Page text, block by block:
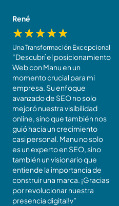
René
★★★★★
Una Transformación Excepcional
“Descubrí el posicionamiento
Web con Manu en un
momento crucial para mi
empresa. Su enfoque
avanzado de SEO no solo
mejoró nuestra visibilidad
online, sino que también nos
guió hacia un crecimiento
casi personal. Manu no solo
es un experto en SEO, sino
también un visionario que
entiende la importancia de
construir una marca. ¡Gracias
por revolucionar nuestra
presencia digital!v”